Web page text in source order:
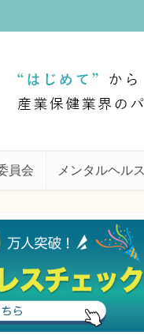
員会 メンタルヘルス